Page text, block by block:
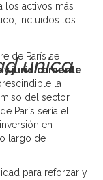
los activos más
incluidos los
única
de París se
y jurídicamente
la
del sector
París sería el
en
largo de
para reforzar y